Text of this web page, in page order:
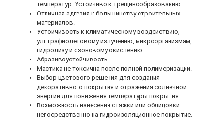
температур. Устойчиво к трещинообразованию.
Отличная адгезия к большинству строительных
материалов.
Устойчивость к климатическому воздействию,
ультрафиолетовому излучению, микроорганизмам,
гидролизу и озоновому окислению.
Абразивоустойчивость.
Мастика не токсична после полной полимеризации.
Выбор цветового решения для создания
декоративного покрытия и отражения солнечной
энергии для понижения температуры покрытия.
Возможность нанесения стяжки или облицовки
непосредственно на гидроизоляционное покрытие.